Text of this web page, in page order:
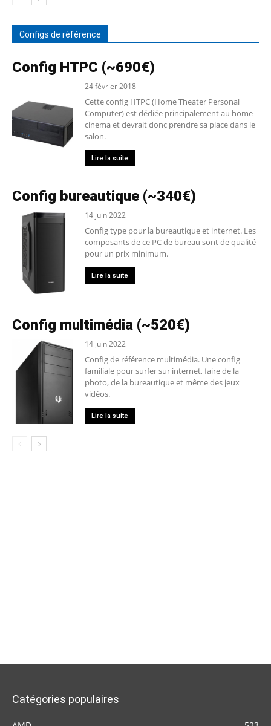
Configs de référence
Config HTPC (~690€)
24 février 2018
Cette config HTPC (Home Theater Personal
Computer) est dédiée principalement au home
cinema et devrait donc prendre sa place dans le
salon.
Lire la suite
Config bureautique (~340€)
14 juin 2022
Config type pour la bureautique et internet. Les
composants de ce PC de bureau sont de qualité
pour un prix minimum.
Lire la suite
Config multimédia (~520€)
14 juin 2022
Config de référence multimédia. Une config
familiale pour surfer sur internet, faire de la
photo, de la bureautique et même des jeux
vidéos.
Lire la suite
Catégories populaires